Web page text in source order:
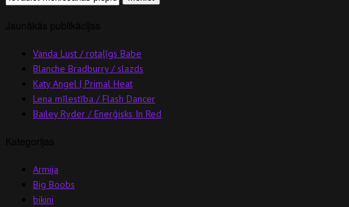
Vanda Lust / rotaļīgs Babe
Blanche Bradburry / slazds
Katy Angel | Primal Heat
Lena mīlestība / Flash Dancer
Bailey Ryder / Enerģisks In Red
Armija
Big Boobs
bikini